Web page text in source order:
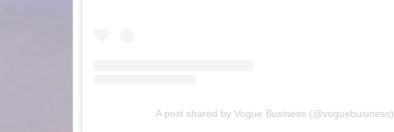
A post shared by Vogue Business (@voguebusiness)